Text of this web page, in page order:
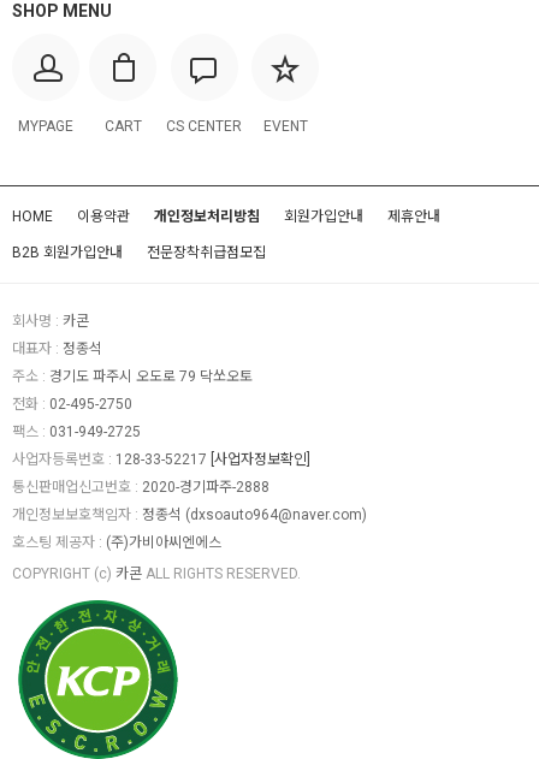
SHOP MENU
MYPAGE CART CS CENTER EVENT
HOME 이용약관 개인정보처리방침 회원가입안내 제휴안내
B2B 회원가입안내 전문장착취급점모집
회사명 : 카콘
대표자 : 정종석
주소 : 경기도 파주시 오도로 79 닥쏘오토
전화 : 02-495-2750
팩스 : 031-949-2725
사업자등록번호 : 128-33-52217 [사업자정보확인]
통신판매업신고번호 : 2020-경기파주-2888
개인정보보호책임자 : 정종석 (dxsoauto964@naver.com)
호스팅 제공자 : (주)가비아씨엔에스
COPYRIGHT (c) 카콘 ALL RIGHTS RESERVED.